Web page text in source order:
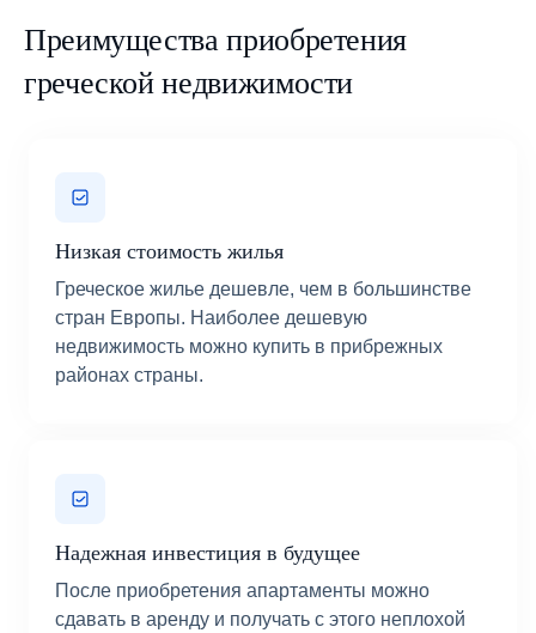
Преимущества приобретения
греческой недвижимости
Низкая стоимость жилья
Греческое жилье дешевле, чем в большинстве
стран Европы. Наиболее дешевую
недвижимость можно купить в прибрежных
районах страны.
Надежная инвестиция в будущее
После приобретения апартаменты можно
сдавать в аренду и получать с этого неплохой